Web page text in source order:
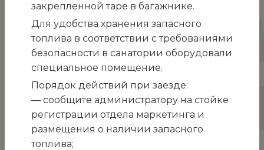
КОРПУС №4
Стандарт «Горы» однокомнатный 2-х
местный (с балконом)
Номера категории «Стандарт «Горы»»
представлены однокомнатными двухместными
номерами гостиничного типа в Корпусе 4.
Данная категория номеров представлена с
балконом, вид на на горы и на парк санатория.
закрепленной таре в багажнике.
Для удобства хранения запасного
топлива в соответствии с требованиями
безопасности в санатории оборудовали
специальное помещение.
Порядок действий при заезде:
— сообщите администратору на стойке
регистрации отдела маркетинга и
размещения о наличии запасного
топлива;